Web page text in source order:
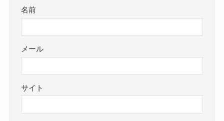
名前
メール
サイト